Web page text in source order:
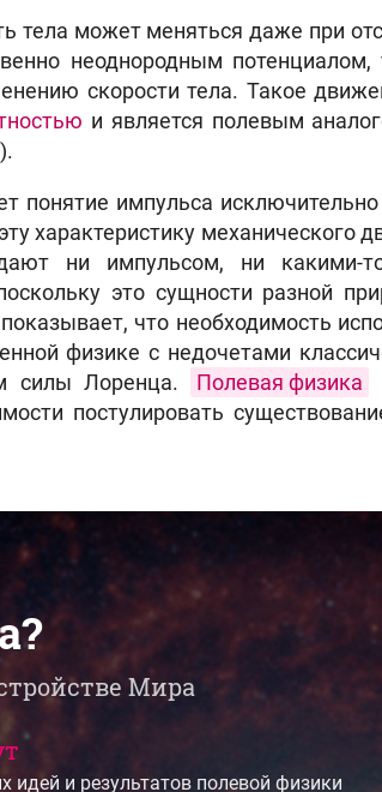
тела может меняться даже при
неоднородным
скорости тела. Такое
и является полевым
понятие импульса
характеристику механического
ни импульсом, ни какими-
это сущности разной
что необходимость
физике с недочетами
силы Лоренца.
Полевая физика
постулировать
Мира
идей и результатов полевой физики